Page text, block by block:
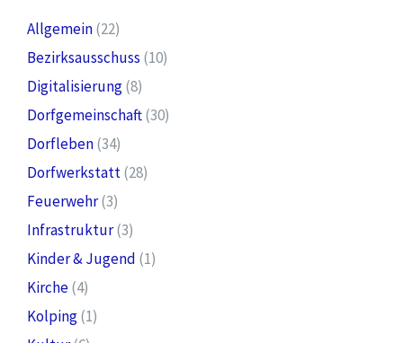
Allgemein(22)
Bezirksausschuss (10)
Digitalisierung(8)
Dorfgemeinschaft(30)
Dorfleben(34)
Dorfwerkstatt(28)
Feuerwehr(3)
Infrastruktur(3)
Kinder & Jugend (1)
Kirche(4)
Kolping(1)